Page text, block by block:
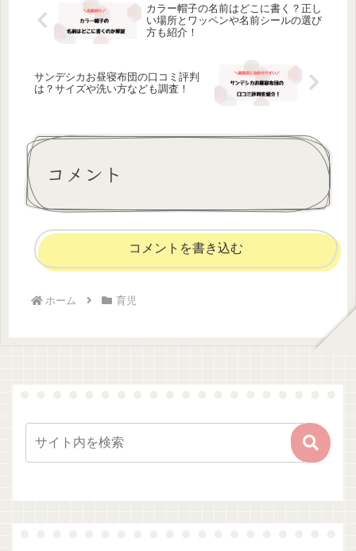
カラー帽子の名前はどこに書く？正し
い場所とワッペンや名前シールの選び
方も紹介！
サンデシカお昼寝布団の口コミ評判
は？サイズや洗い方なども調査！
コメント
コメントを書き込む
ホーム 育児